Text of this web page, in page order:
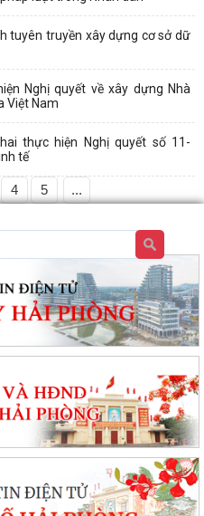
tuyên truyền xây dựng cơ sở dữ
Nghị quyết về xây dựng Nhà
Việt Nam
thực hiện Nghị quyết số 11-
tế
4 5 ...